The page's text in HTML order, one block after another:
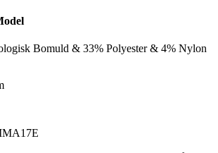
Bomuld & 33% Polyester & 4% Nylon